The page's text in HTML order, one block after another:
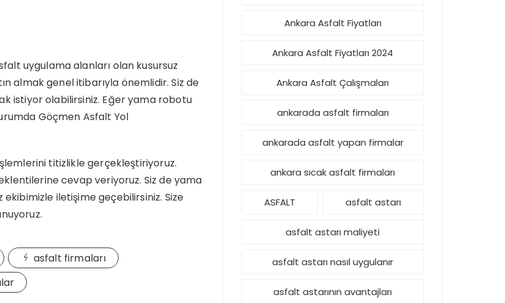
uygulama alanları olan kusursuz
almak genel itibarıyla önemlidir. Siz de
istiyor olabilirsiniz. Eğer yama robotu
Göçmen Asfalt Yol
titizlikle gerçekleştiriyoruz.
cevap veriyoruz. Siz de yama
ekibimizle iletişime geçebilirsiniz. Size
asfalt firmaları
Ankara Asfalt Fiyatları
Ankara Asfalt Fiyatları 2024
Ankara Asfalt Çalışmaları
ankarada asfalt firmaları
ankarada asfalt yapan firmalar
ankara sıcak asfalt firmaları
ASFALT asfalt astarı
asfalt astarı maliyeti
asfalt astarı nasıl uygulanır
asfalt astarının avantajları